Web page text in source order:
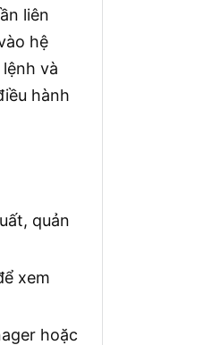
liên
hệ
và
hành
quản
xem
hoặc